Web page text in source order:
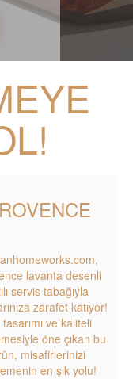
lavanta desenli
servis tabağıyla
zarafet katıyor!
tasarımı ve kaliteli
öne çıkan bu
misafirlerinizi
en şık yolu!